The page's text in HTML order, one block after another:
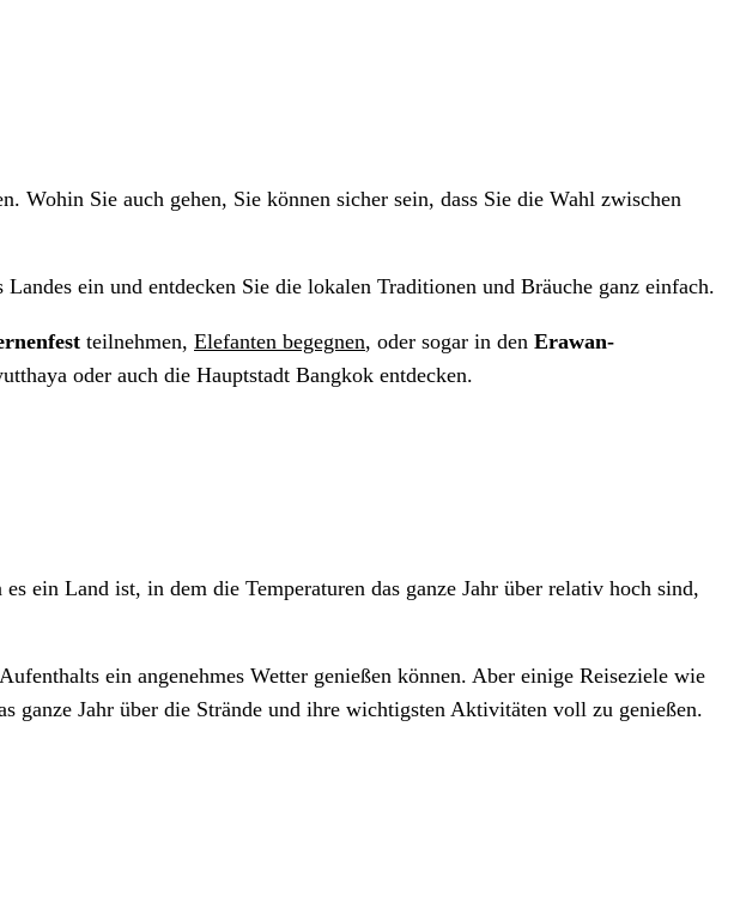
Sie auch gehen, Sie können sicher sein, dass Sie die Wahl zwischen
ein und entdecken Sie die lokalen Traditionen und Bräuche ganz einfach.
teilnehmen, Elefanten begegnen, oder sogar in den Erawan-
oder auch die Hauptstadt Bangkok entdecken.
ein Land ist, in dem die Temperaturen das ganze Jahr über relativ hoch sind,
ein angenehmes Wetter genießen können. Aber einige Reiseziele wie
Jahr über die Strände und ihre wichtigsten Aktivitäten voll zu genießen.